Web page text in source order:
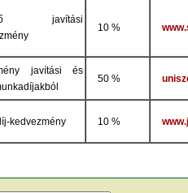
javítási
10 %
javítási és
50 %
kedvezmény 10 %